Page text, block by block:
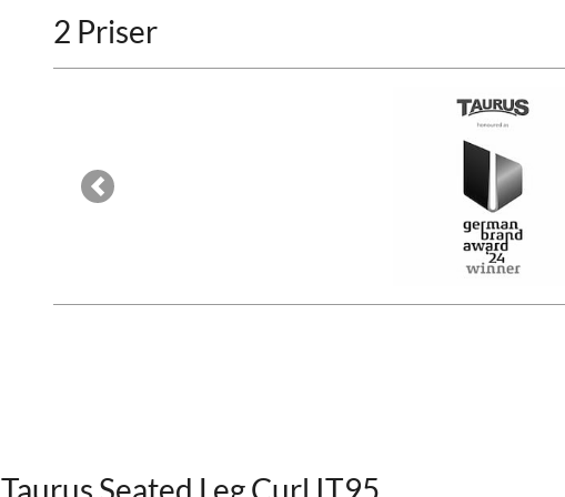
2 Priser
Previous
Taurus Seated Leg Curl IT95